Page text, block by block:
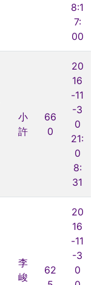
8:1
7:
00
小
許
66
0
20
16
-11
-3
0
21:
0
8:
31
李
峻
62
20
16
-11
-3
0